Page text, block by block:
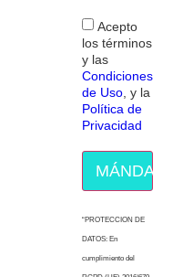
Acepto
los términos
y las
Condiciones
de Uso , y la
Política de
Privacidad
MÁNDAME
“PROTECCION DE
DATOS: En
cumplimiento del